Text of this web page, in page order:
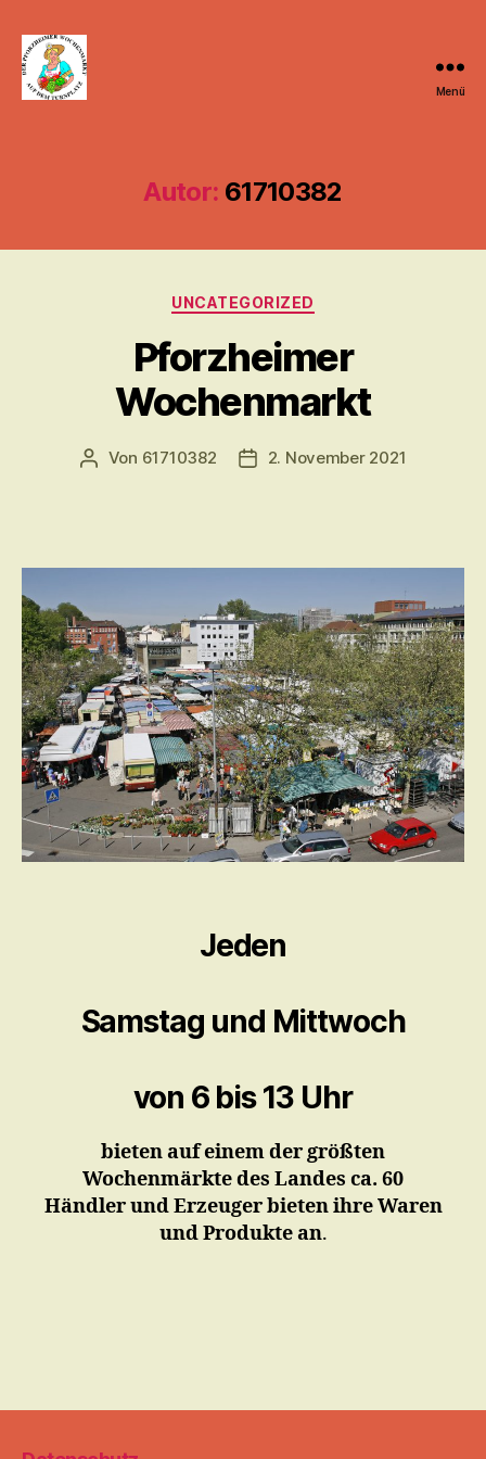
Menü
Autor: 61710382
Kategorien
UNCATEGORIZED
Pforzheimer
Wochenmarkt
Beitragsautor
Von 61710382 Veröffentlichungsdatum
2. November 2021
Jeden
Samstag und Mittwoch
von 6 bis 13 Uhr
bieten auf einem der größten
Wochenmärkte des Landes ca. 60
Händler und Erzeuger bieten ihre Waren
und Produkte an.